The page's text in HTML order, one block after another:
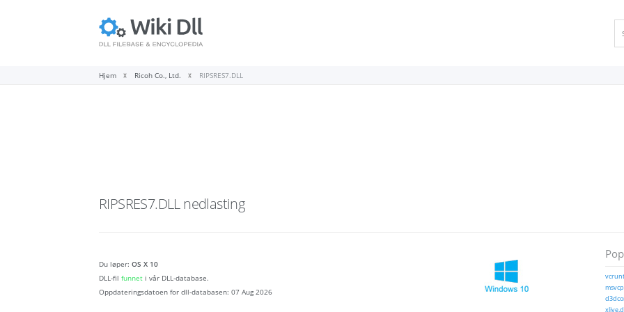
Hjem Ricoh Co., Ltd. RIPSRES7.DLL
RIPSRES7.DLLnedlasting
Du løper: OS X 10
DLL-fil funnet i vår DLL-database.
Oppdateringsdatoen for dll-databasen: 07 Aug 2026